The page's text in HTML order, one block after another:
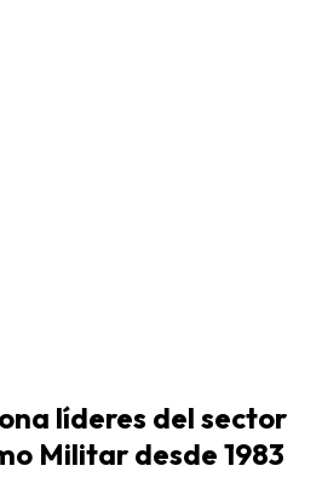
líderes del sector
Militar desde 1983